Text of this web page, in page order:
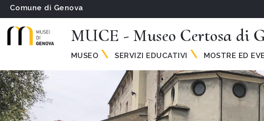
Comune di Genova
MUCE - Museo Certosa di
MUSEO SERVIZI EDUCATIVI MOSTRE ED